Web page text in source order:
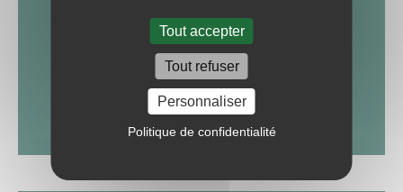
Tout accepter
Tout refuser
Personnaliser
Politique de confidentialité